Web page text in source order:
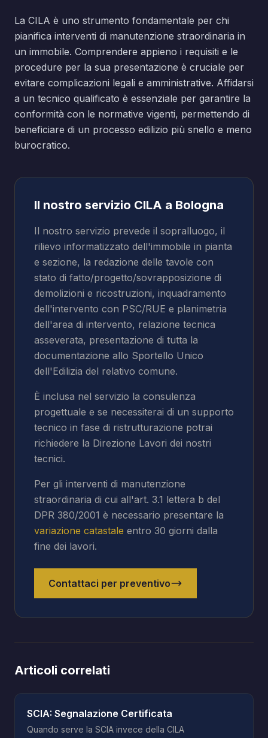
La CILA è uno strumento fondamentale per chi
pianifica interventi di manutenzione straordinaria in
un immobile. Comprendere appieno i requisiti e le
procedure per la sua presentazione è cruciale per
evitare complicazioni legali e amministrative. Affidarsi
a un tecnico qualificato è essenziale per garantire la
conformità con le normative vigenti, permettendo di
beneficiare di un processo edilizio più snello e meno
burocratico.
Il nostro servizio CILA a Bologna
Il nostro servizio prevede il sopralluogo, il
rilievo informatizzato dell'immobile in pianta
e sezione, la redazione delle tavole con
stato di fatto/progetto/sovrapposizione di
demolizioni e ricostruzioni, inquadramento
dell'intervento con PSC/RUE e planimetria
dell'area di intervento, relazione tecnica
asseverata, presentazione di tutta la
documentazione allo Sportello Unico
dell'Edilizia del relativo comune.
È inclusa nel servizio la consulenza
progettuale e se necessiterai di un supporto
tecnico in fase di ristrutturazione potrai
richiedere la Direzione Lavori dei nostri
tecnici.
Per gli interventi di manutenzione
straordinaria di cui all'art. 3.1 lettera b del
DPR 380/2001 è necessario presentare la
variazione catastale entro 30 giorni dalla
fine dei lavori.
Contattaci per preventivo
Articoli correlati
SCIA: Segnalazione Certificata
Quando serve la SCIA invece della CILA